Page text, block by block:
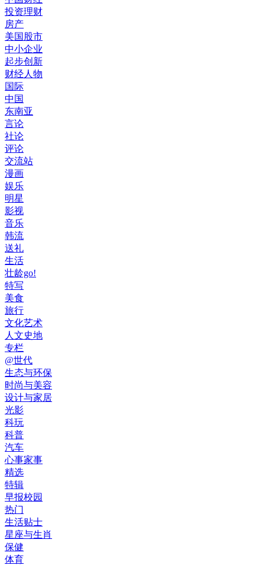
投资理财
房产
美国股市
中小企业
起步创新
财经人物
国际
中国
东南亚
言论
社论
评论
交流站
漫画
娱乐
明星
影视
音乐
韩流
送礼
生活
壮龄go!
特写
美食
旅行
文化艺术
人文史地
专栏
@世代
生态与环保
时尚与美容
设计与家居
光影
科玩
科普
汽车
心事家事
精选
特辑
早报校园
热门
生活贴士
星座与生肖
保健
体育